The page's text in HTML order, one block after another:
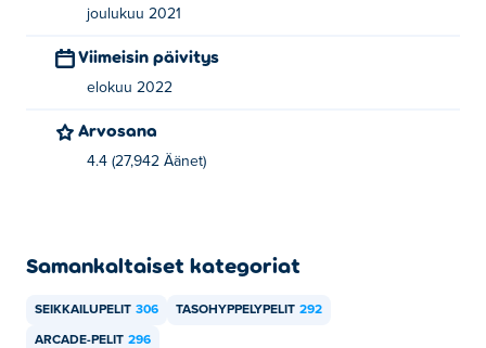
joulukuu 2021
Viimeisin päivitys
elokuu 2022
Arvosana
4.4 (27,942 Äänet)
Samankaltaiset kategoriat
SEIKKAILUPELIT 306 TASOHYPPELYPELIT 292
ARCADE-PELIT 296